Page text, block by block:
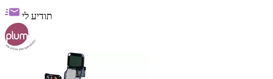
תודיע לי